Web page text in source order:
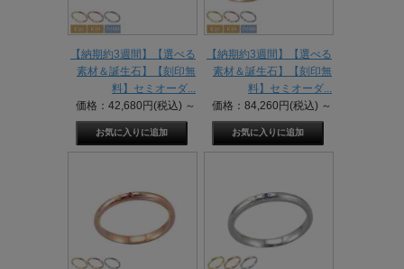
【納期約3週間】【選べる
素材＆誕生石】【刻印無
料】セミオーダ...
価格：42,680円(税込) ～
【納期約3週間】【選べる
素材＆誕生石】【刻印無
料】セミオーダ...
価格：84,260円(税込) ～